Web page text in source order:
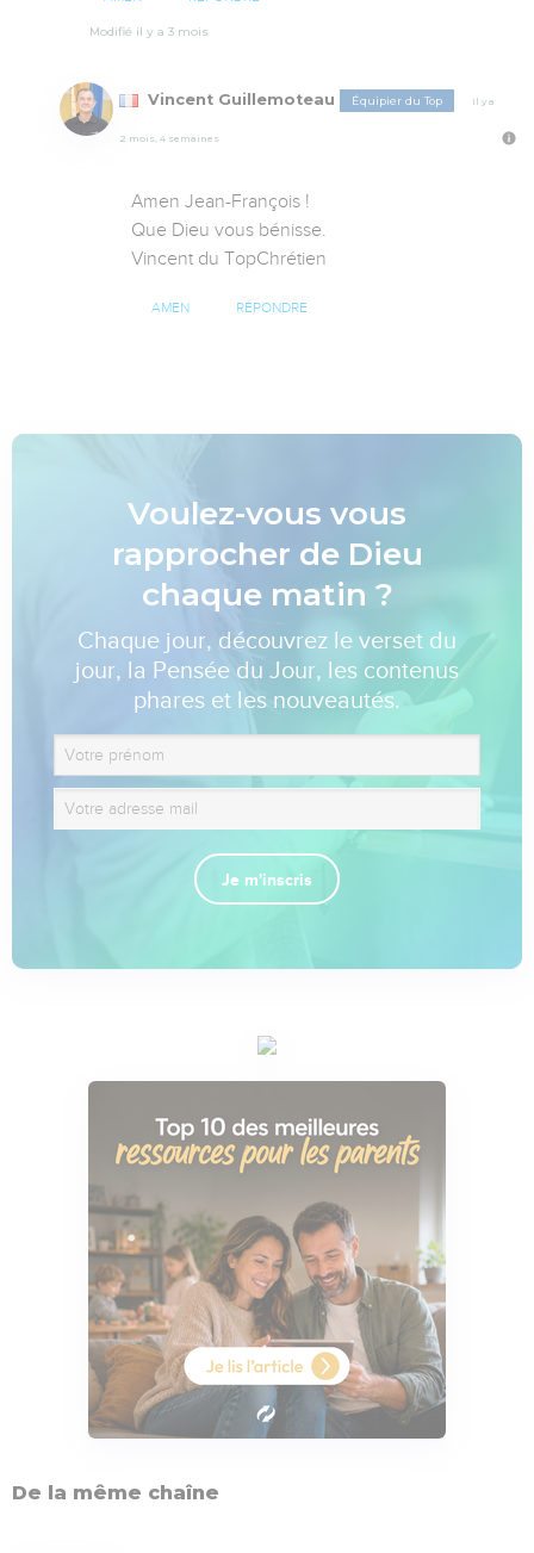
Modifié il y a 3 mois
Vincent Guillemoteau Équipier du Top Il y a
2 mois, 4 semaines
Amen Jean-François !
Que Dieu vous bénisse.
Vincent du TopChrétien
AMEN RÉPONDRE
Voulez-vous vous
rapprocher de Dieu
chaque matin ?
Chaque jour, découvrez le verset du
jour, la Pensée du Jour, les contenus
phares et les nouveautés.
Je m'inscris
De la même chaîne